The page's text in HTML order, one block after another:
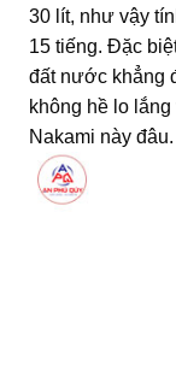
30 lít, như vậy
15 tiếng. Đặc
đất nước khẳng
không hề lo
Nakami này đâu.